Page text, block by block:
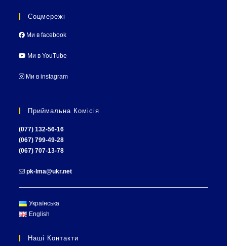
Соцмережі
Ми в facebook
Ми в YouTube
Ми в instagram
Приймальна Комісія
(077) 132-56-16
(067) 799-49-28
(067) 707-13-78
pk-lma@ukr.net
Українська
English
Наші Контакти